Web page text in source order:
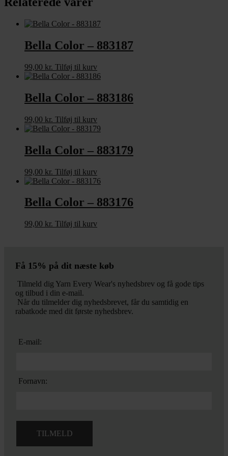
Bella Color – 883187
99,00 kr. Tilføj til kurv
Bella Color – 883186
99,00 kr. Tilføj til kurv
Bella Color – 883179
99,00 kr. Tilføj til kurv
Bella Color – 883176
99,00 kr. Tilføj til kurv
Få 15% på dit næste køb
Tilmeld dig Yarn Every Wear's nyhedsbrev og få gode tips
og tilbud i din e-mail.
Når du tilmelder dig nyhedsbrevet, får du samtidig en
rabatkode med dit første nyhedsbrev.
E-mail:
Fornavn: